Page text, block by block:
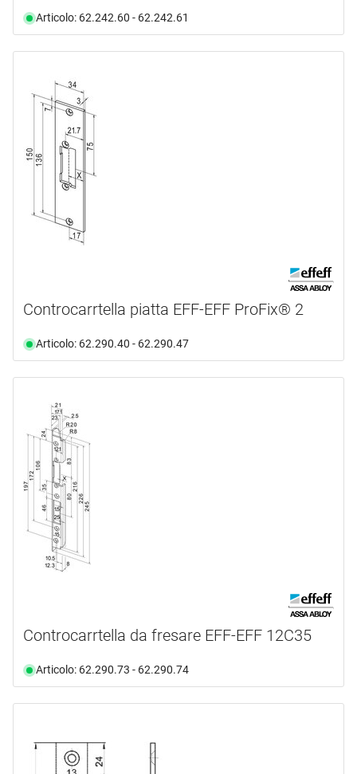
Articolo: 62.242.60 - 62.242.61
Controcarrtella piatta EFF-EFF ProFix® 2
Articolo: 62.290.40 - 62.290.47
Controcarrtella da fresare EFF-EFF 12C35
Articolo: 62.290.73 - 62.290.74